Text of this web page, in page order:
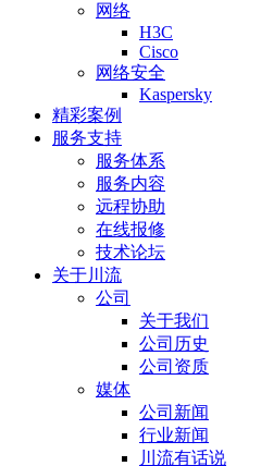
网络
H3C
Cisco
网络安全
Kaspersky
精彩案例
服务支持
服务体系
服务内容
远程协助
在线报修
技术论坛
关于川流
公司
关于我们
公司历史
公司资质
媒体
公司新闻
行业新闻
川流有话说